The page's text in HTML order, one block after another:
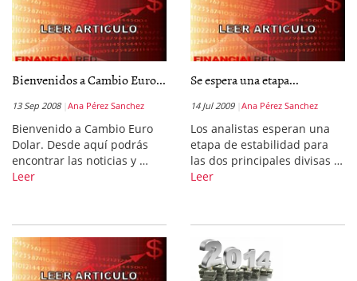
Bienvenidos a Cambio Euro...
13 Sep 2008 Ana Pérez Sanchez
Bienvenido a Cambio Euro
Dolar. Desde aquí podrás
encontrar las noticias y …
Leer
Se espera una etapa...
14 Jul 2009 Ana Pérez Sanchez
Los analistas esperan una
etapa de estabilidad para
las dos principales divisas …
Leer